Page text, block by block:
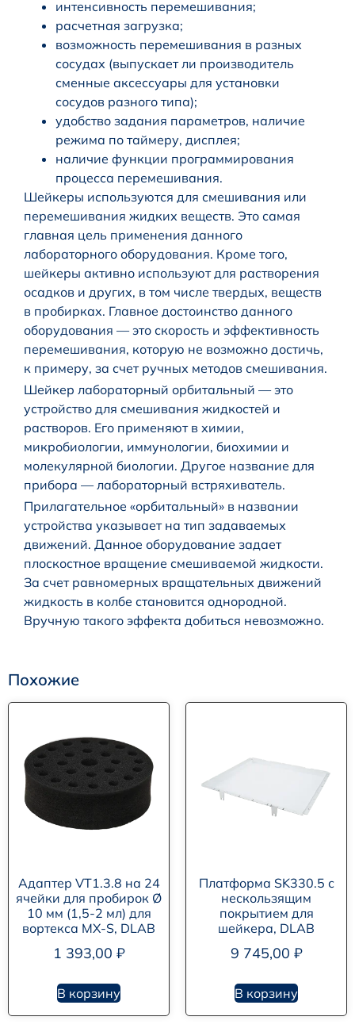
интенсивность перемешивания;
расчетная загрузка;
возможность перемешивания в разных
сосудах (выпускает ли производитель
сменные аксессуары для установки
сосудов разного типа);
удобство задания параметров, наличие
режима по таймеру, дисплея;
наличие функции программирования
процесса перемешивания.
Шейкеры используются для смешивания или
перемешивания жидких веществ. Это самая
главная цель применения данного
лабораторного оборудования. Кроме того,
шейкеры активно используют для растворения
осадков и других, в том числе твердых, веществ
в пробирках. Главное достоинство данного
оборудования — это скорость и эффективность
перемешивания, которую не возможно достичь,
к примеру, за счет ручных методов смешивания.
Шейкер лабораторный орбитальный — это
устройство для смешивания жидкостей и
растворов. Его применяют в химии,
микробиологии, иммунологии, биохимии и
молекулярной биологии. Другое название для
прибора — лабораторный встряхиватель.
Прилагательное «орбитальный» в названии
устройства указывает на тип задаваемых
движений. Данное оборудование задает
плоскостное вращение смешиваемой жидкости.
За счет равномерных вращательных движений
жидкость в колбе становится однородной.
Вручную такого эффекта добиться невозможно.
Похожие
Адаптер VT1.3.8 на 24
ячейки для пробирок Ø
10 мм (1,5-2 мл) для
вортекса MX-S, DLAB
1 393,00 ₽
В корзину
Платформа SK330.5 с
нескользящим
покрытием для
шейкера, DLAB
9 745,00 ₽
В корзину